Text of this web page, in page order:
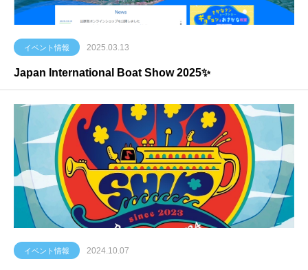
イベント情報 2025.03.13
Japan International Boat Show 2025✨
イベント情報 2024.10.07